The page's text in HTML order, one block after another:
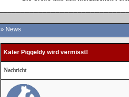
» News
Kater Piggeldy wird vermisst!
Nachricht